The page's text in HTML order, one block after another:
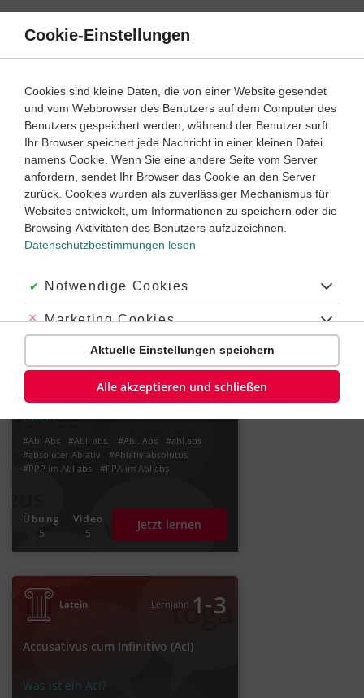
Direkt
Inhalt
Latein 1. Lernjahr ‐ Abitur
tū (Pronomen)
duist die 2. Person Singular Nominativ
desPersonalpronomens .
Latein Lernjahr 3‐4
Ablativus absolutus (Abl. abs.)
Was ist ein Ablativus absolutus in
Latein?
#Abl Abs #Abl. abs. #Abl. Abs
#abl.abs
#absoluter Ablativ
#Ablativ absolutus
#PPP im Abl abs
#PPA im Abl abs
Übung
5
Video
5
Jetzt lernen
Latein Lernjahr 1‐3
Accusativus cum Infinitivo (AcI)
Was ist ein AcI?
Cookie-Einstellungen
Cookies sind kleine Daten, die von einer Website gesendet
und vom Webbrowser des Benutzers auf dem Computer des
Benutzers gespeichert werden, während der Benutzer surft.
Ihr Browser speichert jede Nachricht in einer kleinen Datei
namens Cookie. Wenn Sie eine andere Seite vom Server
anfordern, sendet Ihr Browser das Cookie an den Server
zurück. Cookies wurden als zuverlässiger Mechanismus für
Websites entwickelt, um Informationen zu speichern oder die
Browsing-Aktivitäten des Benutzers aufzuzeichnen.
Datenschutzbestimmungen lesen
Akzeptiert:
Notwendige Cookies
Abgelehnt:
Marketing Cookies
Abgelehnt:
Personalisierungs-Cookies
Aktuelle Einstellungen speichern
Alle akzeptieren und schließen